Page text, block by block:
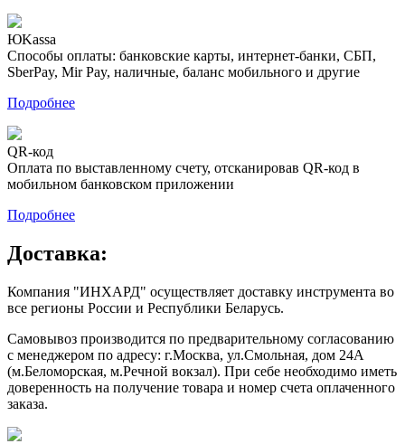
ЮKassa
Способы оплаты: банковские карты, интернет-банки, СБП,
SberPay, Mir Pay, наличные, баланс мобильного и другие
Подробнее
QR-код
Оплата по выставленному счету, отсканировав QR-код в
мобильном банковском приложении
Подробнее
Доставка:
Компания "ИНХАРД" осуществляет доставку инструмента во
все регионы России и Республики Беларусь.
Самовывоз производится по предварительному согласованию
с менеджером по адресу: г.Москва, ул.Смольная, дом 24А
(м.Беломорская, м.Речной вокзал). При себе необходимо иметь
доверенность на получение товара и номер счета оплаченного
заказа.